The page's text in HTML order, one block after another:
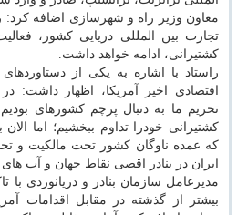
معاون وزیر راه و شهرسازی اضافه كرد:
تجارت بین المللی دریایی كشور،
كشتیرانی، ادامه خواهد داشت.
راستاد با اشاره به یكی از
اقتصادی اخیر آمریكا، اظهار داشت:
تحریم ما به دنبال پرچم كشورهای بودیم
كشتیرانی خودرا تداوم ببخشیم؛ اما الان
كه عمده ناوگان كشور تحت مالكیت و
ایران در بنادر اقصی نقاط جهان و آب
مدیرعامل سازمان بنادر و دریانوردی با
بیشتر از گذشته در مقابل اقدامات